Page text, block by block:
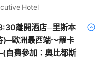
Hotel
離開酒店─里斯本
)─歐洲最西端～羅卡
自費參加：奧比都斯